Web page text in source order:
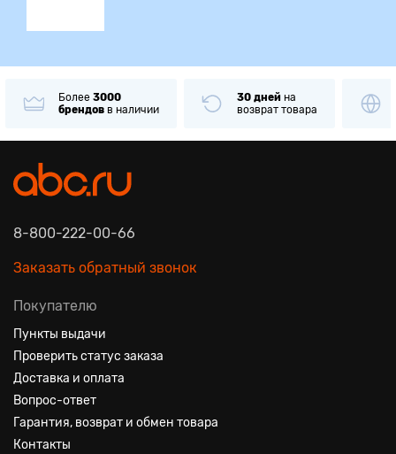
Более 3000
брендов в наличии
30 дней на
возврат товара
8-800-222-00-66
Заказать обратный звонок
Покупателю
Пункты выдачи
Проверить статус заказа
Доставка и оплата
Вопрос-ответ
Гарантия, возврат и обмен товара
Контакты